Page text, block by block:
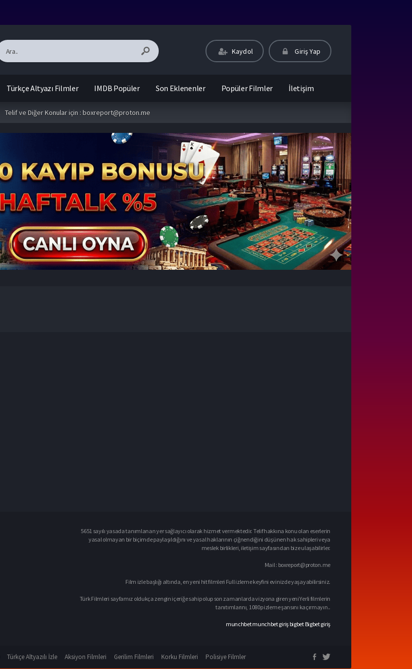
Kaydol Giriş Yap
Türkçe Altyazı Filmler IMDB Popüler Son Eklenenler Popüler Filmler İletişim
Telif ve Diğer Konular için : boxreport@proton.me
5651 sayılı yasada tanımlanan yer sağlayıcı olarak hizmet vermektedir. Telif hakkına konu olan eserlerin
yasal olmayan bir biçimde paylaşıldığını ve yasal haklarının çiğnendiğini düşünen hak sahipleri veya
meslek birlikleri, iletişim sayfasından bize ulaşabilirler.
Mail : boxreport@proton.me
Film izle başlığı altında, en yeni hit filmleri Full izleme keyfini evinizde yaşayabilirsiniz.
Türk Filmleri sayfamız oldukça zengin içeriğe sahip olup son zamanlarda vizyona giren yeni Yerli filmlerin
tanıtımlarını, 1080p izleme şansını kaçırmayın..
munchbetmunchbet giriş bigbet Bigbet giriş
Türkçe Altyazılı İzle Aksiyon Filmleri Gerilim Filmleri Korku Filmleri Polisiye Filmler